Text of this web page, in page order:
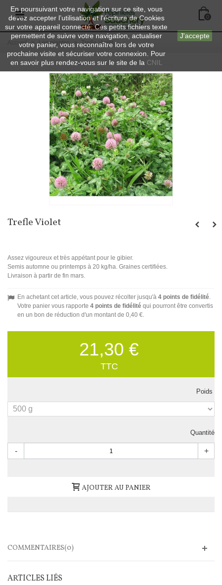
En poursuivant votre navigation sur ce site, vous
devez accepter l’utilisation et l'écriture de Cookies
sur votre appareil connecté. Ces petits fichiers texte
permettent de suivre votre navigation, actualiser
votre panier, vous reconnaître lors de votre
prochaine visite et sécuriser votre connexion. Pour
en savoir plus rendez-vous sur le site de la CNIL
J'accepte
0
Accueil > Les plantes > Trefle Violet
Trefle Violet
Assez vigoureux et très appétant pour le gibier.
Semis automne ou printemps à 20 kg/ha. Graines certifiées.
Livraison à partir de fin mars.
En achetant cet article, vous pouvez récolter jusqu'à 4 points de fidélité.
Votre panier vous rapporte 4 points de fidélité qui pourront être convertis
en un bon de réduction d'un montant de 0,40 €.
21,30 €
TTC
Poids
Quantité
- +
AJOUTER AU PANIER
COMMENTAIRES(0)
ARTICLES LIÉS